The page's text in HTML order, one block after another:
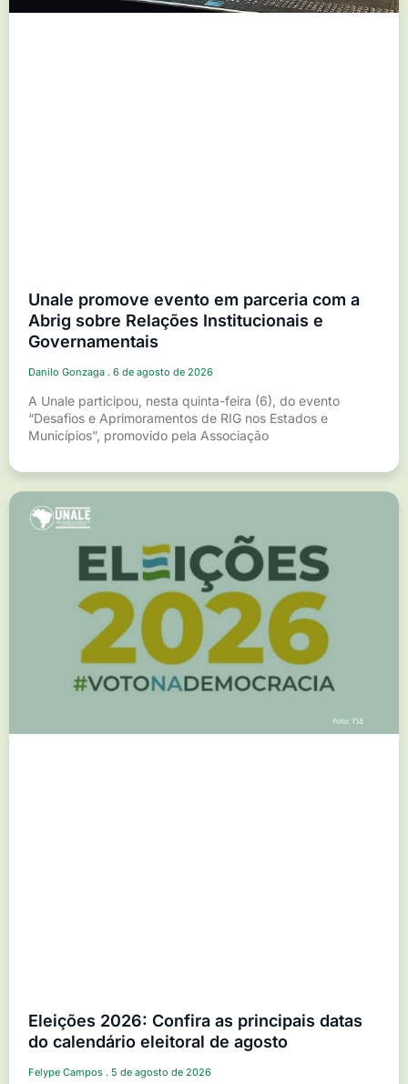
Unale promove evento em parceria com a
Abrig sobre Relações Institucionais e
Governamentais
Danilo Gonzaga 6 de agosto de 2026
A Unale participou, nesta quinta-feira (6), do evento
“Desafios e Aprimoramentos de RIG nos Estados e
Municípios”, promovido pela Associação
Eleições 2026: Confira as principais datas
do calendário eleitoral de agosto
Felype Campos 5 de agosto de 2026